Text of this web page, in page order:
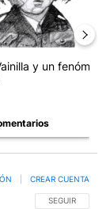
y un fenómeno
SIGA ESTA
SEGUIR
CREAR CUENTA